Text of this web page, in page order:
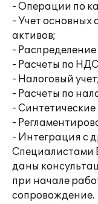
- Операции по
- Учет основных
активов;
-
- Расчеты по
- Налоговый
- Расчеты по
-
-
- Интеграция с
Специалистами
даны
при начале
сопровождение.